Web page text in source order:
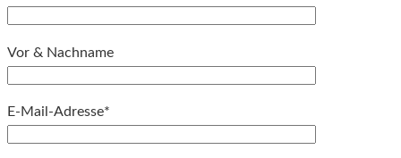
Vor & Nachname
E-Mail-Adresse*